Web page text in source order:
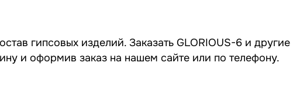
гипсовых изделий. Заказать GLORIOUS-6 и другие
и оформив заказ на нашем сайте или по телефону.